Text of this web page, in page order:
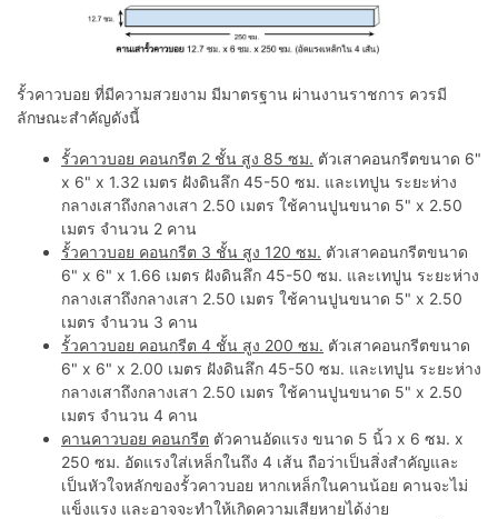
รั้วคาวบอย ที่มีความสวยงาม มีมาตรฐาน ผ่านงานราชการ ควรมี
ลักษณะสำคัญดังนี้
รั้วคาวบอย คอนกรีต 2 ชั้น สูง 85 ซม. ตัวเสาคอนกรีตขนาด 6"
x 6" x 1.32 เมตร ฝังดินลึก 45-50 ซม. และเทปูน ระยะห่าง
กลางเสาถึงกลางเสา 2.50 เมตร ใช้คานปูนขนาด 5" x 2.50
เมตร จำนวน 2 คาน
รั้วคาวบอย คอนกรีต 3 ชั้น สูง 120 ซม. ตัวเสาคอนกรีตขนาด
6" x 6" x 1.66 เมตร ฝังดินลึก 45-50 ซม. และเทปูน ระยะห่าง
กลางเสาถึงกลางเสา 2.50 เมตร ใช้คานปูนขนาด 5" x 2.50
เมตร จำนวน 3 คาน
รั้วคาวบอย คอนกรีต 4 ชั้น สูง 200 ซม. ตัวเสาคอนกรีตขนาด
6" x 6" x 2.00 เมตร ฝังดินลึก 45-50 ซม. และเทปูน ระยะห่าง
กลางเสาถึงกลางเสา 2.50 เมตร ใช้คานปูนขนาด 5" x 2.50
เมตร จำนวน 4 คาน
คานคาวบอย คอนกรีต ตัวคานอัดแรง ขนาด 5 นิ้ว x 6 ซม. x
250 ซม. อัดแรงใส่เหล็กในถึง 4 เส้น ถือว่าเป็นสิ่งสำคัญและ
เป็นหัวใจหลักของรั้วคาวบอย หากเหล็กในคานน้อย คานจะไม่
แข็งแรง และอาจจะทำให้เกิดความเสียหายได้ง่าย